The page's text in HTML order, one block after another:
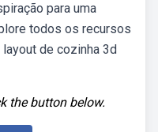
para uma
todos os recursos
de cozinha 3d
the button below.